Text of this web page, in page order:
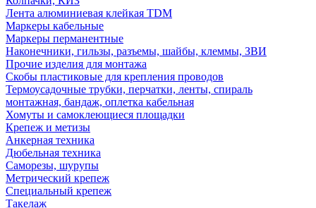
Лента алюминиевая клейкая TDM
Маркеры кабельные
Маркеры перманентные
Наконечники, гильзы, разъемы, шайбы, клеммы, ЗВИ
Прочие изделия для монтажа
Скобы пластиковые для крепления проводов
Термоусадочные трубки, перчатки, ленты, спираль
монтажная, бандаж, оплетка кабельная
Хомуты и самоклеющиеся площадки
Крепеж и метизы
Анкерная техника
Дюбельная техника
Саморезы, шурупы
Метрический крепеж
Специальный крепеж
Такелаж